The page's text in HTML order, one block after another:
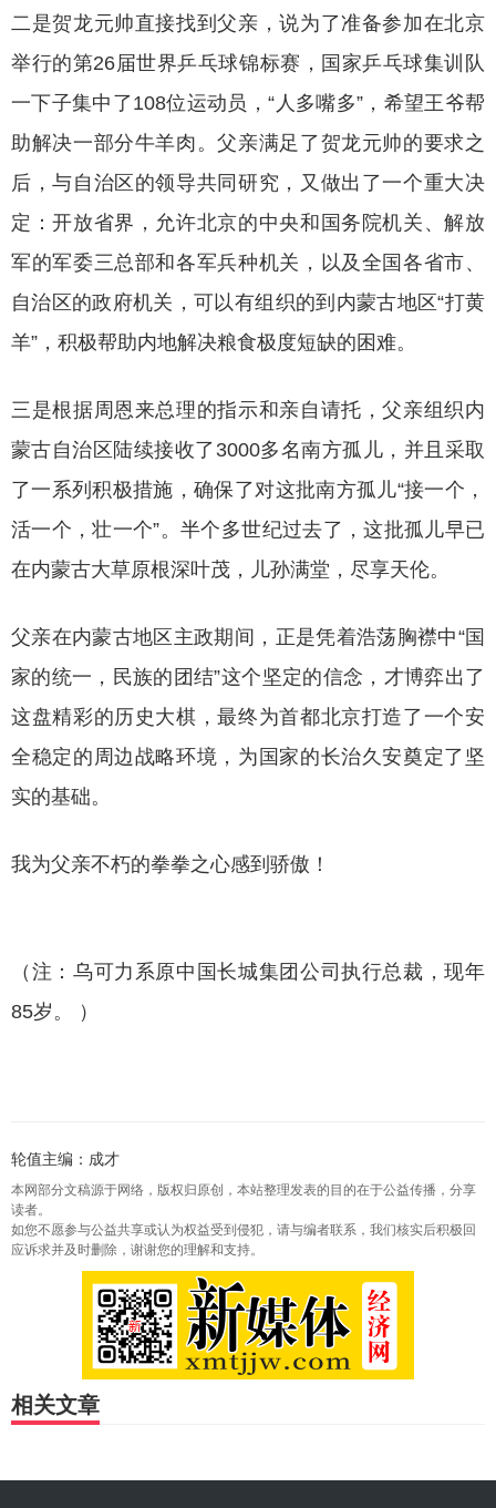
二是贺龙元帅直接找到父亲，说为了准备参加在北京
举行的第26届世界乒乓球锦标赛，国家乒乓球集训队
一下子集中了108位运动员，“人多嘴多”，希望王爷帮
助解决一部分牛羊肉。父亲满足了贺龙元帅的要求之
后，与自治区的领导共同研究，又做出了一个重大决
定：开放省界，允许北京的中央和国务院机关、解放
军的军委三总部和各军兵种机关，以及全国各省市、
自治区的政府机关，可以有组织的到内蒙古地区“打黄
羊”，积极帮助内地解决粮食极度短缺的困难。
三是根据周恩来总理的指示和亲自请托，父亲组织内
蒙古自治区陆续接收了 3000多名南方孤儿，并且采取
了一系列积极措施，确保了对这批南方孤儿“接一个，
活一个，壮一个”。半个多世纪过去了，这批孤儿早已
在内蒙古大草原根深叶茂，儿孙满堂，尽享天伦。
父亲在内蒙古地区主政期间，正是凭着浩荡胸襟中“国
家的统一，民族的团结”这个坚定的信念，才博弈出了
这盘精彩的历史大棋，最终为首都北京打造了一个安
全稳定的周边战略环境，为国家的长治久安奠定了坚
实的基础。
我为父亲不朽的拳拳之心感到骄傲！
（注：乌可力系原中国长城集团公司执行总裁，现年
85岁。 ）
轮值主编：成才
本网部分文稿源于网络，版权归原创，本站整理发表的目的在于公益传播，分享
读者。
如您不愿参与公益共享或认为权益受到侵犯，请与编者联系，我们核实后积极回
应诉求并及时删除，谢谢您的理解和支持。
相关文章